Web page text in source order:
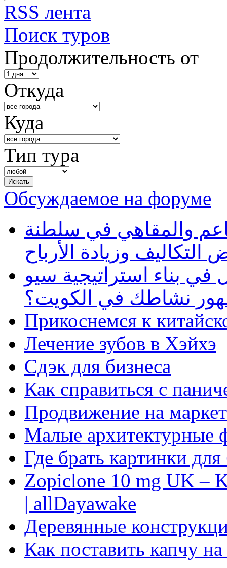
RSS лента
Поиск туров
Продолжительность от
Откуда
Куда
Тип тура
Обсуждаемое на форуме
والمقاهي في سلطنة
وزيادة الأرباح
بناء استراتيجية سيو
نشاطك في الكويت؟
Прикоснемся к
Лечение зубов в Хэйхэ
Сдэк для бизнеса
Как справиться с
Продвижение на
Малые архитектурные
Где брать картинки
Zopiclone 10 mg UK –
| allDayawake
Деревянные
Как поставить капчу